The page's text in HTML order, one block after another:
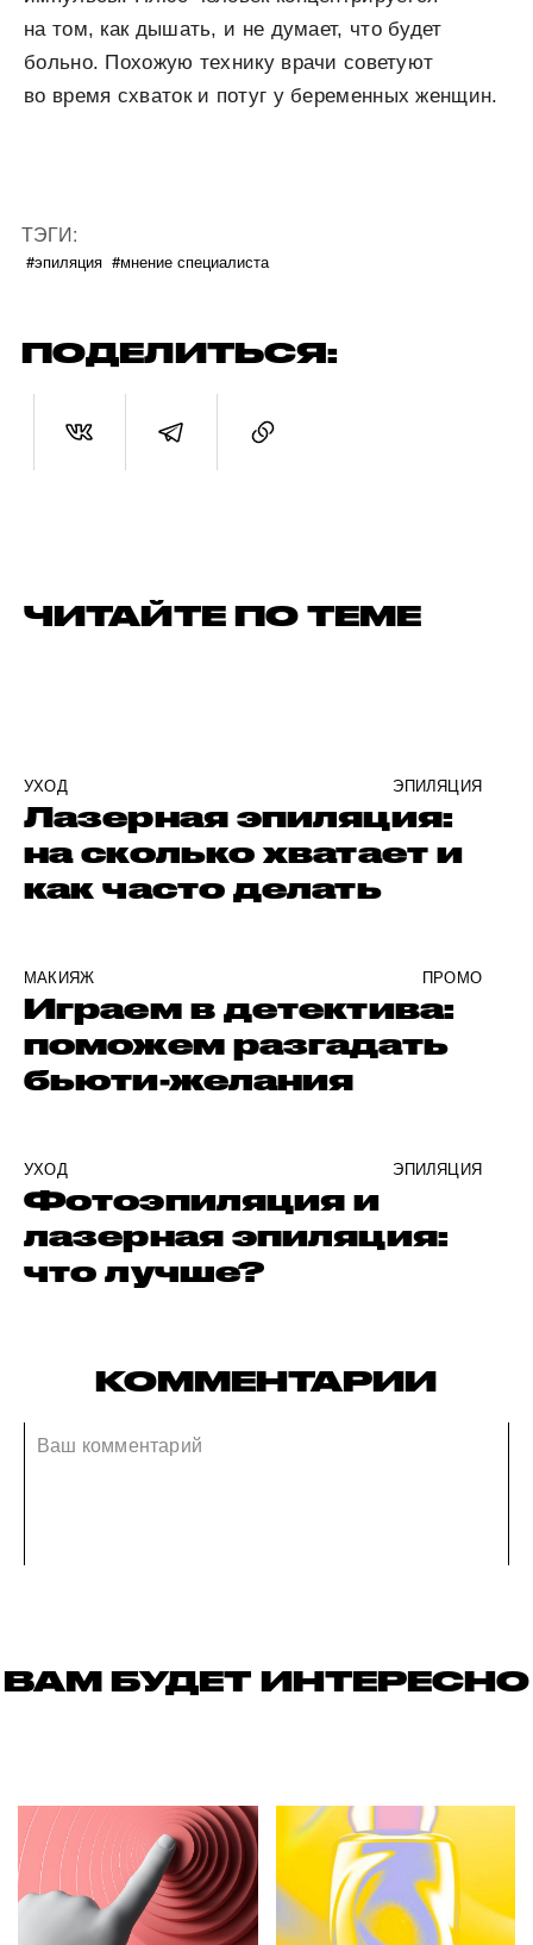
на том, как дышать, и не думает, что будет
больно. Похожую технику врачи советуют
во время схваток и потуг у беременных женщин.
ТЭГИ:
#эпиляция #мнение специалиста
ПОДЕЛИТЬСЯ:
ЧИТАЙТЕ ПО ТЕМЕ
УХОД ЭПИЛЯЦИЯ
Лазерная эпиляция:
на сколько хватает и
как часто делать
МАКИЯЖ ПРОМО
Играем в детектива:
поможем разгадать
бьюти-желания
УХОД ЭПИЛЯЦИЯ
Фотоэпиляция и
лазерная эпиляция:
что лучше?
КОММЕНТАРИИ
ВАМ БУДЕТ ИНТЕРЕСНО